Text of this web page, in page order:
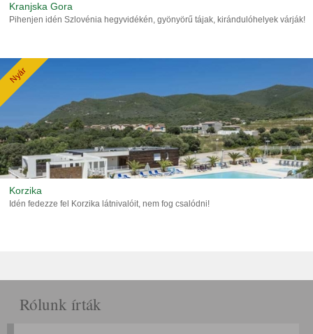
Kranjska Gora
Pihenjen idén Szlovénia hegyvidékén, gyönyörű tájak, kirándulóhelyek várják!
Nyár
Korzika
Idén fedezze fel Korzika látnivalóit, nem fog csalódni!
Rólunk írták